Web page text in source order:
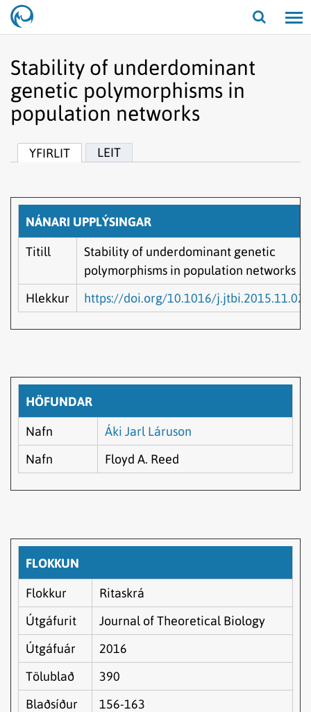
Opna/
Stability of underdominant
genetic polymorphisms in
population networks
YFIRLIT LEIT
NÁNARI UPPLÝSINGAR
Titill
Stability of underdominant genetic
polymorphisms in population networks
Hlekkur
https://doi.org/10.1016/j.jtbi.2015.11.023
HÖFUNDAR
Nafn
Áki Jarl Láruson
Nafn
Floyd A. Reed
FLOKKUN
Flokkur
Ritaskrá
Útgáfurit
Journal of Theoretical Biology
Útgáfuár
2016
Tölublað
390
Blaðsíður
156-163